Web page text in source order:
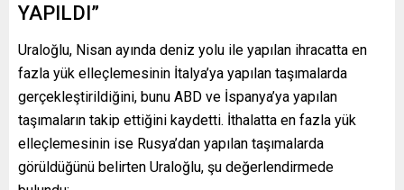
YAPILDI”
Uraloğlu, Nisan ayında deniz yolu ile yapılan ihracatta en
fazla yük elleçlemesinin İtalya’ya yapılan taşımalarda
gerçekleştirildiğini, bunu ABD ve İspanya’ya yapılan
taşımaların takip ettiğini kaydetti. İthalatta en fazla yük
elleçlemesinin ise Rusya’dan yapılan taşımalarda
görüldüğünü belirten Uraloğlu, şu değerlendirmede